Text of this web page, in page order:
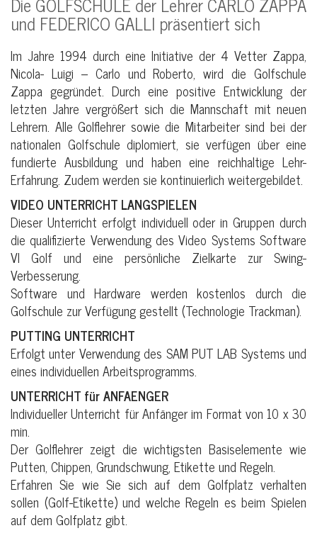
und FEDERICO GALLI präsentiert sich
Im Jahre 1994 durch eine Initiative der 4 Vetter Zappa,
Nicola- Luigi – Carlo und Roberto, wird die Golfschule
Zappa gegründet. Durch eine positive Entwicklung der
letzten Jahre vergrößert sich die Mannschaft mit neuen
Lehrern. Alle Golflehrer sowie die Mitarbeiter sind bei der
nationalen Golfschule diplomiert, sie verfügen über eine
fundierte Ausbildung und haben eine reichhaltige Lehr-
Erfahrung. Zudem werden sie kontinuierlich weitergebildet.
VIDEO UNTERRICHT LANGSPIELEN
Dieser Unterricht erfolgt individuell oder in Gruppen durch
die qualifizierte Verwendung des Video Systems Software
VI Golf und eine persönliche Zielkarte zur Swing-
Verbesserung.
Software und Hardware werden kostenlos durch die
Golfschule zur Verfügung gestellt (Technologie Trackman).
PUTTING UNTERRICHT
Erfolgt unter Verwendung des SAM PUT LAB Systems und
eines individuellen Arbeitsprogramms.
UNTERRICHT für ANFAENGER
Individueller Unterricht für Anfänger im Format von 10 x 30
min.
Der Golflehrer zeigt die wichtigsten Basiselemente wie
Putten, Chippen, Grundschwung, Etikette und Regeln.
Erfahren Sie wie Sie sich auf dem Golfplatz verhalten
sollen (Golf-Etikette) und welche Regeln es beim Spielen
auf dem Golfplatz gibt.